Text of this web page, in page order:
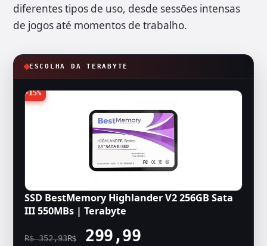
diferentes tipos de uso, desde sessões intensas
de jogos até momentos de trabalho.
ESCOLHA DA TERABYTE
-15%
SSD BestMemory Highlander V2 256GB Sata
III 550MBs | Terabyte
R$ 352,93R$299,99